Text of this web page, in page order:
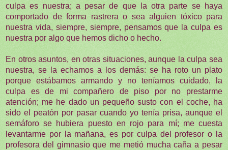
culpa es nuestra; a pesar de que la otra parte se haya
comportado de forma rastrera o sea alguien tóxico para
nuestra vida, siempre, siempre, pensamos que la culpa es
nuestra por algo que hemos dicho o hecho.
En otros asuntos, en otras situaciones, aunque la culpa sea
nuestra, se la echamos a los demás: se ha roto un plato
porque estábamos armando y no teníamos cuidado, la
culpa es de mi compañero de piso por no prestarme
atención; me he dado un pequeño susto con el coche, ha
sido el peatón por pasar cuando yo tenía prisa, aunque el
semáforo se hubiera puesto en rojo para mí; me cuesta
levantarme por la mañana, es por culpa del profesor o la
profesora del gimnasio que me metió mucha caña a pesar